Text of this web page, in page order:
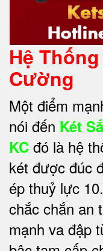
Hệ
Cường
Một điểm
nói đến Két
KC đó là hệ
két được đúc
ép thuỷ lực
chắc chắn an
mạnh va đập